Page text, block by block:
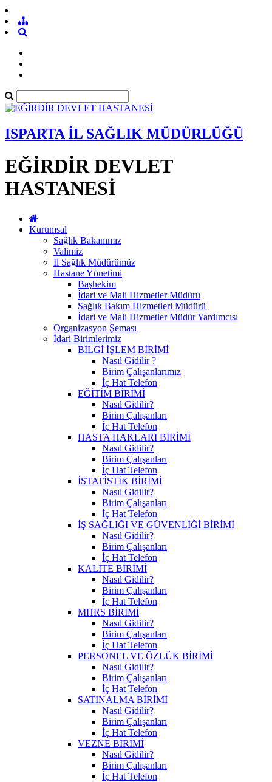
ISPARTA İL SAĞLIK MÜDÜRLÜĞÜ
EĞİRDİR DEVLET
HASTANESİ
Kurumsal
Sağlık Bakanımız
Valimiz
İl Sağlık Müdürümüz
Hastane Yönetimi
Başhekim
İdari ve Mali Hizmetler Müdürü
Sağlık Bakım Hizmetleri Müdürü
İdari ve Mali Hizmetler Müdür Yardımcısı
Organizasyon Şeması
İdari Birimlerimiz
BİLGİ İŞLEM BİRİMİ
Nasıl Gidilir ?
Birim Çalışanlarımız
İç Hat Telefon
EĞİTİM BİRİMİ
Nasıl Gidilir?
Birim Çalışanları
İç Hat Telefon
HASTA HAKLARI BİRİMİ
Nasıl Gidilir?
Birim Çalışanları
İç Hat Telefon
İSTATİSTİK BİRİMİ
Nasıl Gidilir?
Birim Çalışanları
İç Hat Telefon
İŞ SAĞLIĞI VE GÜVENLİĞİ BİRİMİ
Nasıl Gidilir?
Birim Çalışanları
İç Hat Telefon
KALİTE BİRİMİ
Nasıl Gidilir?
Birim Çalışanları
İç Hat Telefon
MHRS BİRİMİ
Nasıl Gidilir?
Birim Çalışanları
İç Hat Telefon
PERSONEL VE ÖZLÜK BİRİMİ
Nasıl Gidilir?
Birim Çalışanları
İç Hat Telefon
SATINALMA BİRİMİ
Nasıl Gidilir?
Birim Çalışanları
İç Hat Telefon
VEZNE BİRİMİ
Nasıl Gidilir?
Birim Çalışanları
İç Hat Telefon